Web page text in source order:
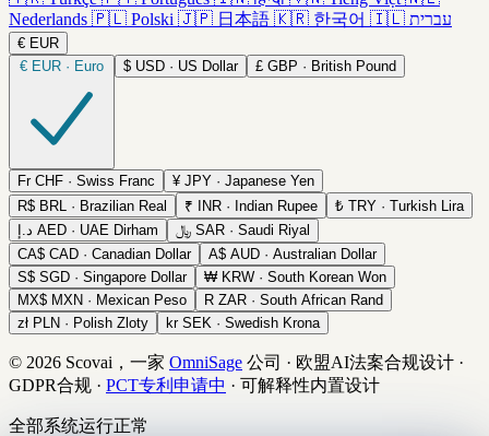
Nederlands 🇵🇱 Polski 🇯🇵 日本語 🇰🇷 한국어 🇮🇱 עברית
€ EUR
€ EUR · Euro $ USD · US Dollar £ GBP · British Pound
Fr CHF · Swiss Franc ¥ JPY · Japanese Yen
R$ BRL · Brazilian Real ₹ INR · Indian Rupee ₺ TRY · Turkish Lira
د.إ AED · UAE Dirham ﷼ SAR · Saudi Riyal
CA$ CAD · Canadian Dollar A$ AUD · Australian Dollar
S$ SGD · Singapore Dollar ₩ KRW · South Korean Won
MX$ MXN · Mexican Peso R ZAR · South African Rand
zł PLN · Polish Zloty kr SEK · Swedish Krona
© 2026 Scovai，一家 OmniSage 公司 · 欧盟AI法案合规设计 ·
GDPR合规 · PCT专利申请中 · 可解释性内置设计
全部系统运行正常